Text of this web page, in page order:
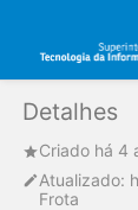
Detalhes
Criado há 4
Atualizado:
Frota